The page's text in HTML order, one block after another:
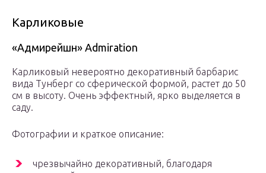
Карликовые
«Адмирейшн» Admiration
Карликовый невероятно декоративный барбарис
вида Тунберг со сферической формой, растет до 50
см в высоту. Очень эффектный, ярко выделяется в
саду.
Фотографии и краткое описание:
чрезвычайно декоративный, благодаря